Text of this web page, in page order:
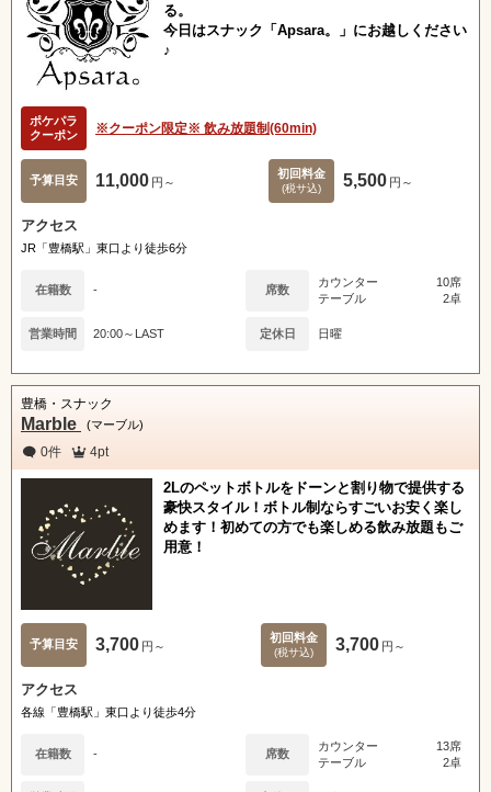
る。
今日はスナック「Apsara。」にお越しください
♪
ポケパラ
クーポン
※クーポン限定※ 飲み放題制(60min)
予算目安 11,000 円～
初回料金
(税サ込) 5,500 円～
アクセス
JR「豊橋駅」東口より徒歩6分
在籍数 - 席数
カウンター
10席
テーブル
2卓
営業時間 20:00～LAST 定休日 日曜
豊橋・スナック
Marble (マーブル)
0件 4pt
2Lのペットボトルをドーンと割り物で提供する
豪快スタイル！ボトル制ならすごいお安く楽し
めます！初めての方でも楽しめる飲み放題もご
用意！
予算目安 3,700 円～
初回料金
(税サ込) 3,700 円～
アクセス
各線「豊橋駅」東口より徒歩4分
在籍数 - 席数
カウンター
13席
テーブル
2卓